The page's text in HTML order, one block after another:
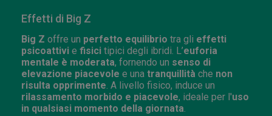
Effetti di Big Z
Big Z offre un perfetto equilibrio tra gli effetti
psicoattivi e fisici tipici degli ibridi. L’euforia
mentale è moderata, fornendo un senso di
elevazione piacevole e una tranquillità che non
risulta opprimente . A livello fisico, induce un
rilassamento morbido e piacevole, ideale per l'uso
in qualsiasi momento della giornata